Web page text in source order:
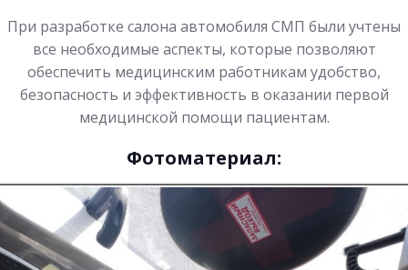
При разработке салона автомобиля СМП были учтены
все необходимые аспекты, которые позволяют
обеспечить медицинским работникам удобство,
безопасность и эффективность в оказании первой
медицинской помощи пациентам.
Фотоматериал: